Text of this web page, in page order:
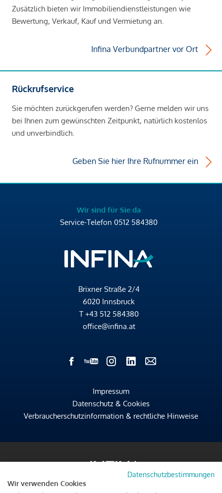
Zusätzlich bieten wir Immobiliendienstleistungen wie
Bewertung, Verkauf, Kauf und Vermietung an.
Infina Verbundpartner vor Ort
Rückrufservice
Sie möchten zurückgerufen werden? Gerne melden wir uns
bei Ihnen zum gewünschten Zeitpunkt, natürlich kostenlos
und unverbindlich.
Geben Sie hier Ihre Rufnummer ein
Wir sind für Sie da
Service-Telefon 0512 584380
Brixner Straße 2/4
6020 Innsbruck
T +43 512 584380
office@infina.at
Impressum
Datenschutz & Cookies
Verbraucherschutzinformation & rechtliche Hinweise
Datenschutzbestimmungen
Wir verwenden Cookies